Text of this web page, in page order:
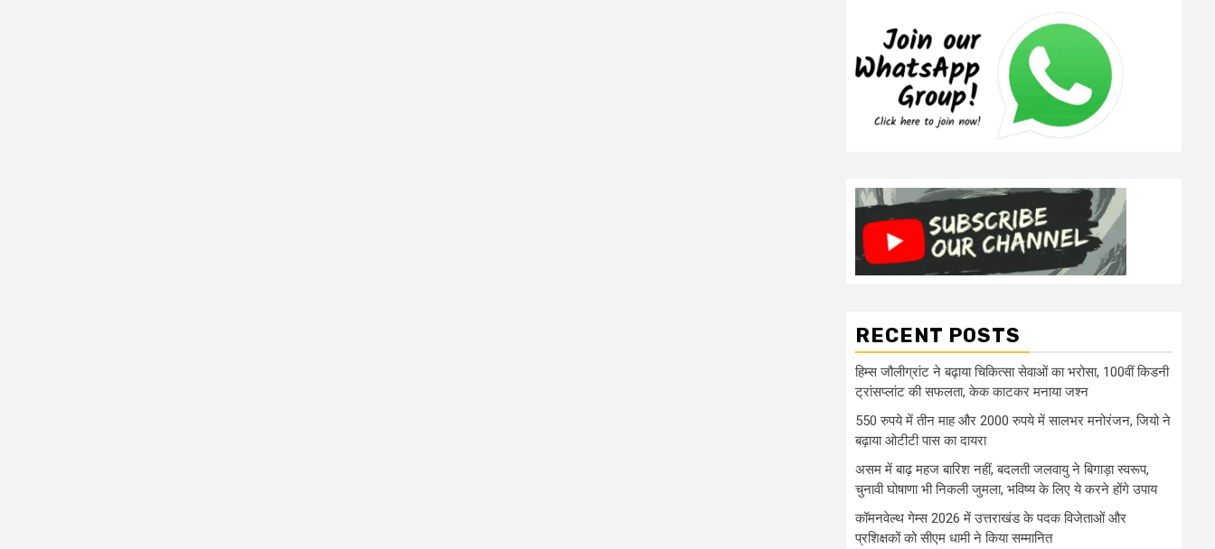
RECENT POSTS
हिम्स जौलीग्रांट ने बढ़ाया चिकित्सा सेवाओं का भरोसा, 100वीं किडनी
ट्रांसप्लांट की सफलता, केक काटकर मनाया जश्न
550 रुपये में तीन माह और 2000 रुपये में सालभर मनोरंजन, जियो ने
बढ़ाया ओटीटी पास का दायरा
असम में बाढ़ महज बारिश नहीं, बदलती जलवायु ने बिगाड़ा स्वरूप,
चुनावी घोषाणा भी निकली जुमला, भविष्य के लिए ये करने होंगे उपाय
कॉमनवेल्थ गेम्स 2026 में उत्तराखंड के पदक विजेताओं और
प्रशिक्षकों को सीएम धामी ने किया सम्मानित